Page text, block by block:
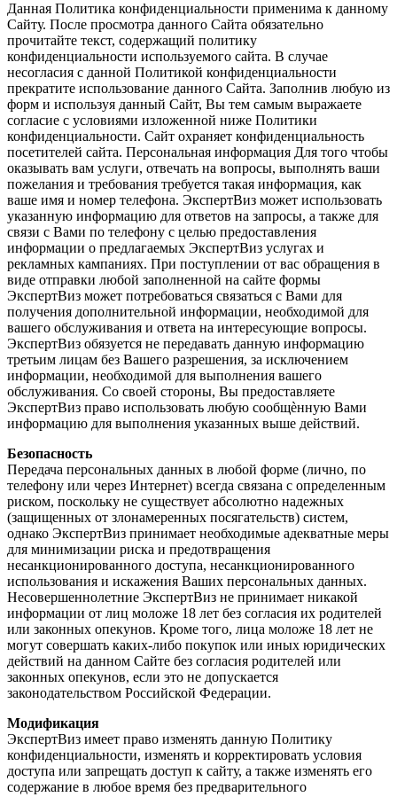
Данная Политика конфиденциальности применима к данному
Сайту. После просмотра данного Сайта обязательно
прочитайте текст, содержащий политику
конфиденциальности используемого сайта. В случае
несогласия с данной Политикой конфиденциальности
прекратите использование данного Сайта. Заполнив любую из
форм и используя данный Сайт, Вы тем самым выражаете
согласие с условиями изложенной ниже Политики
конфиденциальности. Сайт охраняет конфиденциальность
посетителей сайта. Персональная информация Для того чтобы
оказывать вам услуги, отвечать на вопросы, выполнять ваши
пожелания и требования требуется такая информация, как
ваше имя и номер телефона. ЭкспертВиз может использовать
указанную информацию для ответов на запросы, а также для
связи с Вами по телефону с целью предоставления
информации о предлагаемых ЭкспертВиз услугах и
рекламных кампаниях. При поступлении от вас обращения в
виде отправки любой заполненной на сайте формы
ЭкспертВиз может потребоваться связаться с Вами для
получения дополнительной информации, необходимой для
вашего обслуживания и ответа на интересующие вопросы.
ЭкспертВиз обязуется не передавать данную информацию
третьим лицам без Вашего разрешения, за исключением
информации, необходимой для выполнения вашего
обслуживания. Со своей стороны, Вы предоставляете
ЭкспертВиз право использовать любую сообщѐнную Вами
информацию для выполнения указанных выше действий.
Безопасность
Передача персональных данных в любой форме (лично, по
телефону или через Интернет) всегда связана с определенным
риском, поскольку не существует абсолютно надежных
(защищенных от злонамеренных посягательств) систем,
однако ЭкспертВиз принимает необходимые адекватные меры
для минимизации риска и предотвращения
несанкционированного доступа, несанкционированного
использования и искажения Ваших персональных данных.
Несовершеннолетние ЭкспертВиз не принимает никакой
информации от лиц моложе 18 лет без согласия их родителей
или законных опекунов. Кроме того, лица моложе 18 лет не
могут совершать каких-либо покупок или иных юридических
действий на данном Сайте без согласия родителей или
законных опекунов, если это не допускается
законодательством Российской Федерации.
Модификация
ЭкспертВиз имеет право изменять данную Политику
конфиденциальности, изменять и корректировать условия
доступа или запрещать доступ к сайту, а также изменять его
содержание в любое время без предварительного